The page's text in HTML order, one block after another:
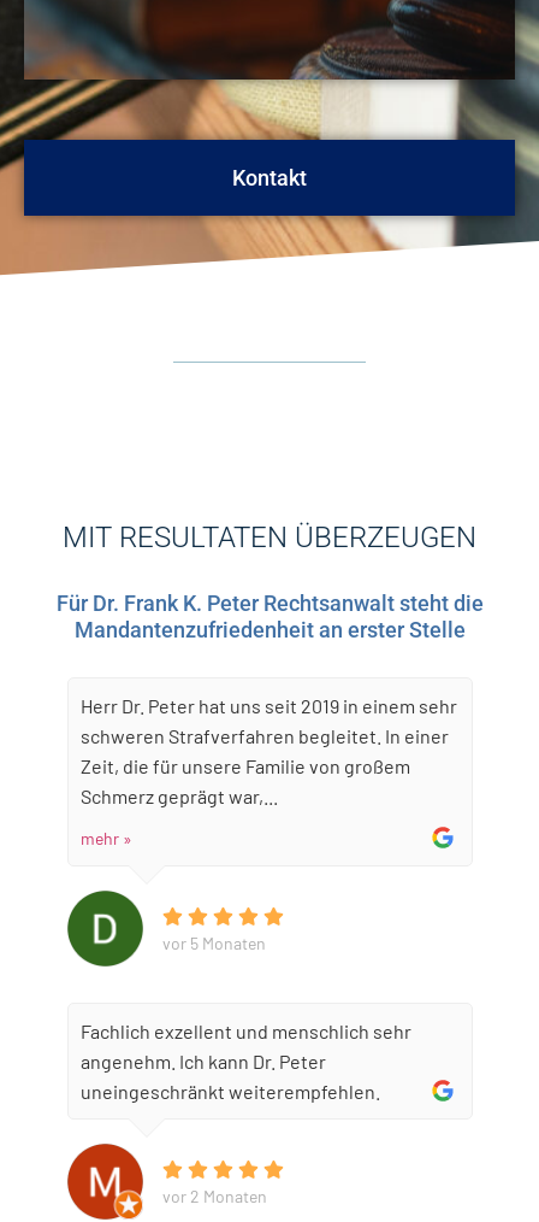
Kontakt
MIT RESULTATEN ÜBERZEUGEN
Für Dr. Frank K. Peter Rechtsanwalt steht die
Mandantenzufriedenheit an erster Stelle
Herr Dr. Peter hat uns seit 2019 in einem sehr
schweren Strafverfahren begleitet. In einer
Zeit, die für unsere Familie von großem
Schmerz geprägt war,...
mehr »
vor 5 Monaten
Fachlich exzellent und menschlich sehr
angenehm. Ich kann Dr. Peter
uneingeschränkt weiterempfehlen.
vor 2 Monaten